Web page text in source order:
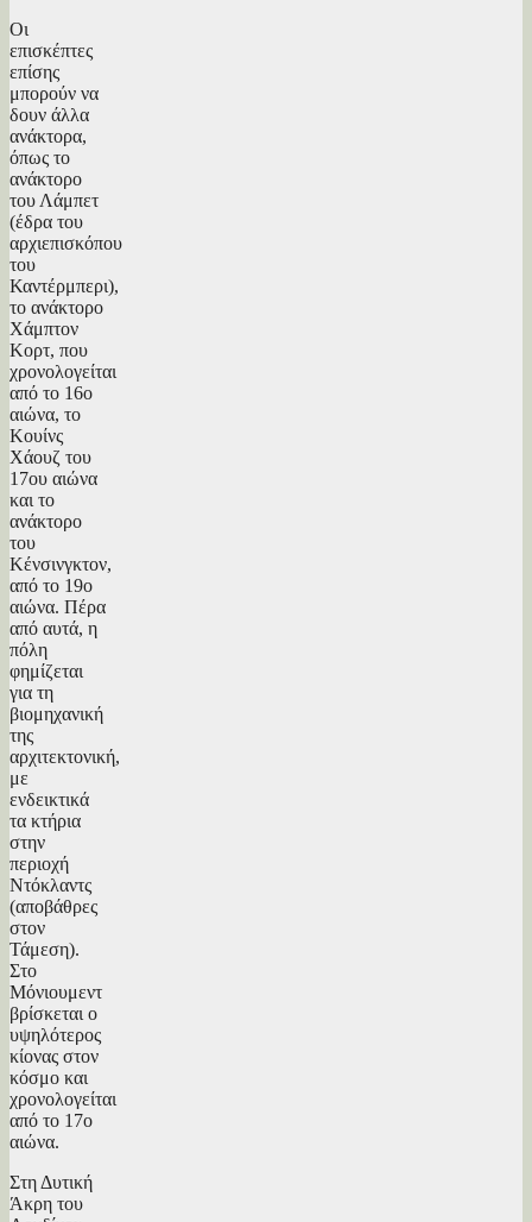
Οι
επισκέπτες
επίσης
μπορούν να
δουν άλλα
ανάκτορα,
όπως το
ανάκτορο
του Λάμπετ
(έδρα του
αρχιεπισκόπου
του
Καντέρμπερι),
το ανάκτορο
Χάμπτον
Κορτ, που
χρονολογείται
από το 16ο
αιώνα, το
Κουίνς
Χάουζ του
17ου αιώνα
και το
ανάκτορο
του
Κένσινγκτον,
από το 19ο
αιώνα. Πέρα
από αυτά, η
πόλη
φημίζεται
για τη
βιομηχανική
της
αρχιτεκτονική,
με
ενδεικτικά
τα κτήρια
στην
περιοχή
Ντόκλαντς
(αποβάθρες
στον
Τάμεση).
Στο
Μόνιουμεντ
βρίσκεται ο
υψηλότερος
κίονας στον
κόσμο και
χρονολογείται
από το 17ο
αιώνα.
Στη Δυτική
Άκρη του